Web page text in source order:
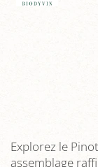
Explorez le
assemblage